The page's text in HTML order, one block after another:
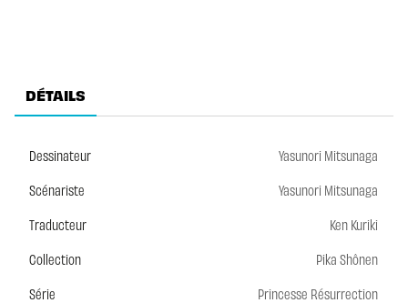
DÉTAILS
Dessinateur
Yasunori Mitsunaga
Scénariste
Yasunori Mitsunaga
Traducteur
Ken Kuriki
Collection
Pika Shônen
Série
Princesse Résurrection